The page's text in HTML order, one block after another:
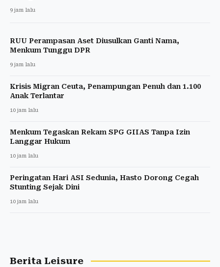
9 jam lalu
RUU Perampasan Aset Diusulkan Ganti Nama,
Menkum Tunggu DPR
9 jam lalu
Krisis Migran Ceuta, Penampungan Penuh dan 1.100
Anak Terlantar
10 jam lalu
Menkum Tegaskan Rekam SPG GIIAS Tanpa Izin
Langgar Hukum
10 jam lalu
Peringatan Hari ASI Sedunia, Hasto Dorong Cegah
Stunting Sejak Dini
10 jam lalu
Berita Leisure